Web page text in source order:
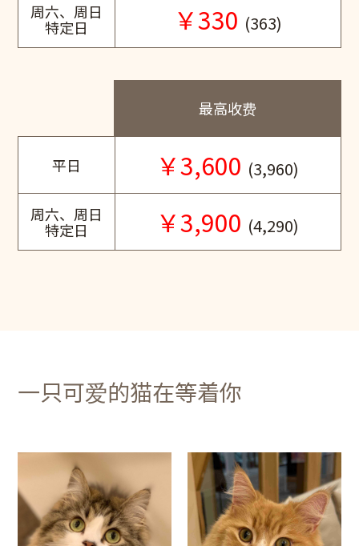
周六、周日
特定日 ￥330 (363)
最高收费
平日 ￥3,600 (3,960)
周六、周日
特定日 ￥3,900 (4,290)
一只可爱的猫在等着你